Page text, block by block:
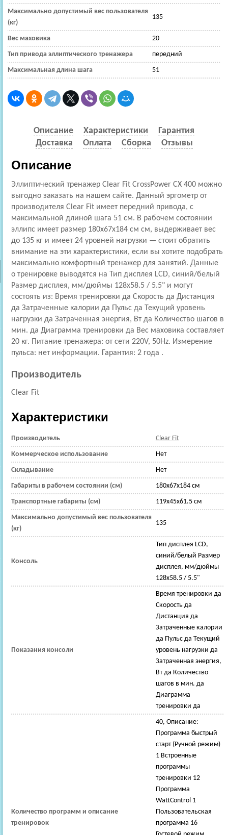
Максимально допустимый вес пользователя
(кг)
135
Вес маховика 20
Тип привода эллиптического тренажера передний
Максимальная длина шага 51
Описание Характеристики
Гарантия
Доставка
Оплата Сборка Отзывы
Описание
Эллиптический тренажер Clear Fit CrossPower CX 400 можно
выгодно заказать на нашем сайте. Данный эргометр от
производителя Clear Fit имеет передний привода, с
максимальной длиной шага 51 см. В рабочем состоянии
эллипс имеет размер 180x67x184 см см, выдерживает вес
до 135 кг и имеет 24 уровней нагрузки — стоит обратить
внимание на эти характеристики, если вы хотите подобрать
максимально комфортный тренажер для занятий. Данные
о тренировке выводятся на Тип дисплея LCD, синий/белый
Размер дисплея, мм/дюймы 128х58.5 / 5.5" и могут
состоять из: Время тренировки да Скорость да Дистанция
да Затраченные калории да Пульс да Текущий уровень
нагрузки да Затраченная энергия, Вт да Количество шагов в
мин. да Диаграмма тренировки да Вес маховика составляет
20 кг. Питание тренажера: от сети 220V, 50Hz. Измерение
пульса: нет информации. Гарантия: 2 года .
Производитель
Clear Fit
Характеристики
Производитель Clear Fit
Коммерческое использование Нет
Складывание Нет
Габариты в рабочем состоянии (см) 180x67x184 см
Транспортные габариты (см) 119x45x61.5 см
Максимально допустимый вес пользователя
(кг)
135
Консоль
Тип дисплея LCD,
синий/белый Размер
дисплея, мм/дюймы
128х58.5 / 5.5"
Показания консоли
Время тренировки да
Скорость да
Дистанция да
Затраченные калории
да Пульс да Текущий
уровень нагрузки да
Затраченная энергия,
Вт да Количество
шагов в мин. да
Диаграмма
тренировки да
Количество программ и описание
тренировок
40, Описание:
Программа быстрый
старт (Ручной режим)
1 Встроенные
программы
тренировки 12
Программа
WattControl 1
Пользовательская
программа 16